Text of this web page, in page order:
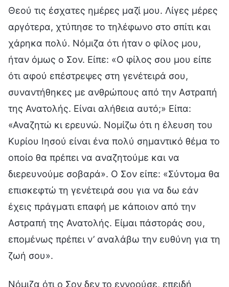
Θεού τις έσχατες ημέρες μαζί μου. Λίγες μέρες
αργότερα, χτύπησε το τηλέφωνο στο σπίτι και
χάρηκα πολύ. Νόμιζα ότι ήταν ο φίλος μου,
ήταν όμως ο Σον. Είπε: «Ο φίλος σου μου είπε
ότι αφού επέστρεψες στη γενέτειρά σου,
συναντήθηκες με ανθρώπους από την Αστραπή
της Ανατολής. Είναι αλήθεια αυτό;» Είπα:
«Αναζητώ κι ερευνώ. Νομίζω ότι η έλευση του
Κυρίου Ιησού είναι ένα πολύ σημαντικό θέμα το
οποίο θα πρέπει να αναζητούμε και να
διερευνούμε σοβαρά». Ο Σον είπε: «Σύντομα θα
επισκεφτώ τη γενέτειρά σου για να δω εάν
έχεις πράγματι επαφή με κάποιον από την
Αστραπή της Ανατολής. Είμαι πάστοράς σου,
επομένως πρέπει ν’ αναλάβω την ευθύνη για τη
ζωή σου».
Νόμιζα ότι ο Σον δεν το εννοούσε, επειδή